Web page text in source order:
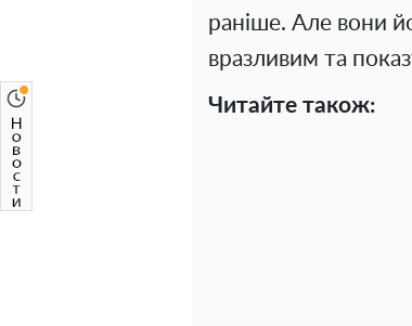
раніше. Але вони
вразливим та
Читайте також: